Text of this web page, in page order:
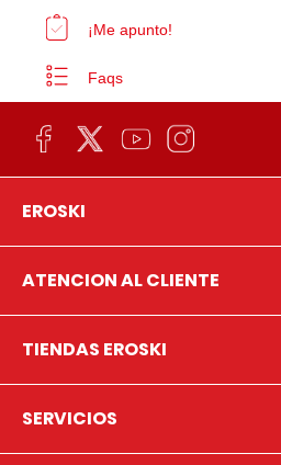
¡Me apunto!
Faqs
EROSKI
ATENCION AL CLIENTE
TIENDAS EROSKI
SERVICIOS